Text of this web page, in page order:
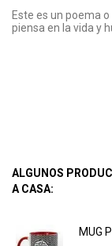
Este es un poema
piensa en la vida y
ALGUNOS
A CASA:
MUG